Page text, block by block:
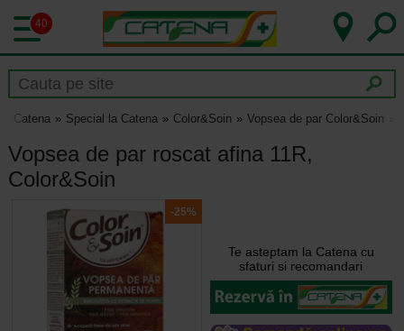
40
Catena Special la Catena Color&Soin Vopsea de par Color&Soin
Vopsea de par roscat afina 11R,
Color&Soin
-25%
Te asteptam la Catena cu
sfaturi si recomandari